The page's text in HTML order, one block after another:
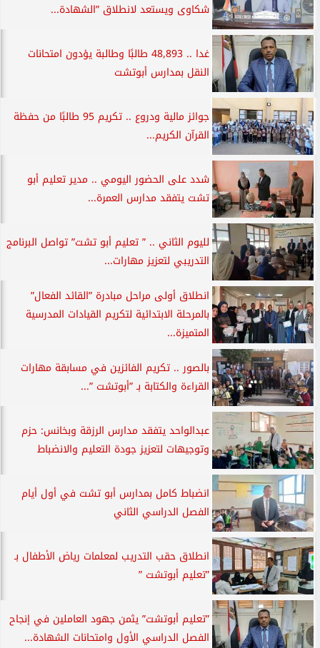
شكاوى ويستعد لانطلاق ”الشهادة...
غدا .. 48,893 طالبًا وطالبة يؤدون امتحانات
النقل بمدارس أبوتشت
جوائز مالية ودروع .. تكريم 95 طالبًا من حفظة
القرآن الكريم...
شدد على الحضور اليومي .. مدير تعليم أبو
تشت يتفقد مدارس العمرة...
لليوم الثاني .. ” تعليم أبو تشت” تواصل البرنامج
التدريبي لتعزيز مهارات...
انطلاق أولى مراحل مبادرة ”القائد الفعال”
بالمرحلة الابتدائية لتكريم القيادات المدرسية
المتميزة...
بالصور .. تكريم الفائزين في مسابقة مهارات
القراءة والكتابة بـ ”أبوتشت ”...
عبدالواحد يتفقد مدارس الرزقة وبخانس: حزم
وتوجيهات لتعزيز جودة التعليم والانضباط
انضباط كامل بمدارس أبو تشت في أول أيام
الفصل الدراسي الثاني
انطلاق حقب التدريب لمعلمات رياض الأطفال بـ
”تعليم أبوتشت ”
”تعليم أبوتشت” يثمن جهود العاملين في إنجاح
الفصل الدراسي الأول وامتحانات الشهادة...